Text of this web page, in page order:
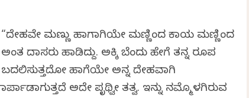
“ದೇಹವೇ ಮಣ್ಣು ಹಾಗಾಗಿಯೇ ಮಣ್ಣಿಂದ ಕಾಯ ಮಣ್ಣಿಂದ
ಅಂತ ದಾಸರು ಹಾಡಿದ್ದು. ಅಕ್ಕಿ ಬೆಂದು ಹೇಗೆ ತನ್ನ ರೂಪ
ಬದಲಿಸುತ್ತದೋ ಹಾಗೆಯೇ ಅನ್ನ ದೇಹವಾಗಿ
ಮಾರ್ಪಾಡಾಗುತ್ತದೆ ಅದೇ ಪೃಥ್ವೀ ತತ್ವ. ಇನ್ನು ನಮ್ಮೊಳಗಿರುವ